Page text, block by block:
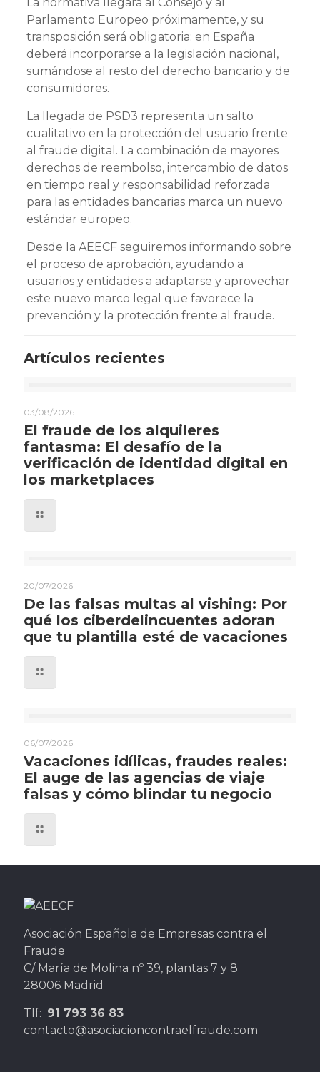
Parlamento Europeo próximamente, y su
transposición será obligatoria: en España
deberá incorporarse a la legislación nacional,
sumándose al resto del derecho bancario y de
consumidores.
La llegada de PSD3 representa un salto
cualitativo en la protección del usuario frente
al fraude digital. La combinación de mayores
derechos de reembolso, intercambio de datos
en tiempo real y responsabilidad reforzada
para las entidades bancarias marca un nuevo
estándar europeo.
Desde la AEECF seguiremos informando sobre
el proceso de aprobación, ayudando a
usuarios y entidades a adaptarse y aprovechar
este nuevo marco legal que favorece la
prevención y la protección frente al fraude.
Artículos recientes
03/08/2026
El fraude de los alquileres
fantasma: El desafío de la
verificación de identidad digital en
los marketplaces
20/07/2026
De las falsas multas al vishing: Por
qué los ciberdelincuentes adoran
que tu plantilla esté de vacaciones
06/07/2026
Vacaciones idílicas, fraudes reales:
El auge de las agencias de viaje
falsas y cómo blindar tu negocio
Asociación Española de Empresas contra el
Fraude
C/ María de Molina nº 39, plantas 7 y 8
28006 Madrid
Tlf: 91 793 36 83
contacto@asociacioncontraelfraude.com